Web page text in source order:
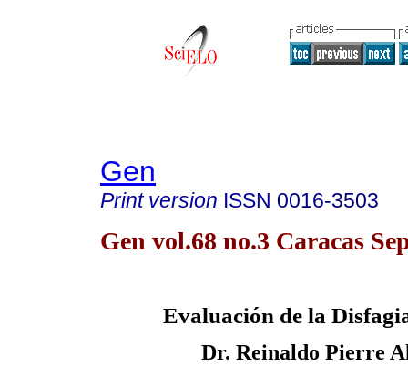
Gen
Print version ISSN 0016-3503
Gen vol.68 no.3 Caracas
Evaluación de la
Dr. Reinaldo Pierre